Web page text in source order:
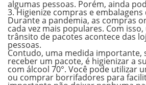
algumas pessoas. Porém, ainda
3. Higienize compras e
Durante a pandemia, as compras
cada vez mais populares. Com
trânsito de pacotes acontece das
pessoas.
Contudo, uma medida importante,
receber um pacote, é higienizar a
com álcool 70°. Você pode utilizar
ou comprar borrifadores para